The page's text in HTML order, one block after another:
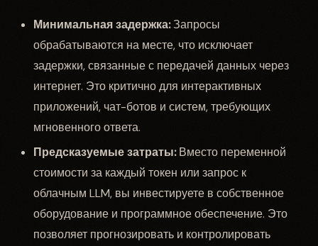
Минимальная задержка:Запросы
обрабатываются на месте, что исключает
задержки, связанные с передачей данных через
интернет. Это критично для интерактивных
приложений, чат-ботов и систем, требующих
мгновенного ответа.
Предсказуемые затраты:Вместо переменной
стоимости за каждый токен или запрос к
облачным LLM, вы инвестируете в собственное
оборудование и программное обеспечение. Это
позволяет прогнозировать и контролировать